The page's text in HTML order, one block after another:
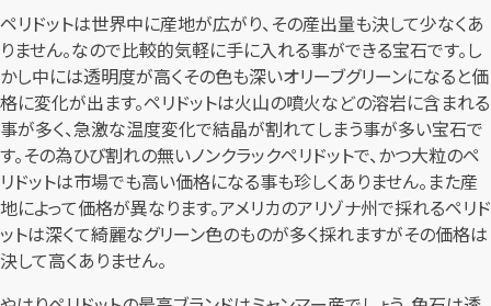
ペリドットは世界中に産地が広がり、その産出量も決して少なくあ
りません。なので比較的気軽に手に入れる事ができる宝石です。し
かし中には透明度が高くその色も深いオリーブグリーンになると価
格に変化が出ます。ペリドットは火山の噴火などの溶岩に含まれる
事が多く、急激な温度変化で結晶が割れてしまう事が多い宝石で
す。その為ひび割れの無いノンクラックペリドットで、かつ大粒のペ
リドットは市場でも高い価格になる事も珍しくありません。また産
地によって価格が異なります。アメリカのアリゾナ州で採れるペリド
ットは深くて綺麗なグリーン色のものが多く採れますがその価格は
決して高くありません。